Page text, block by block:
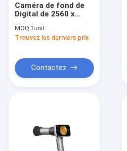
Caméra de fond de
Digital de 2560 x
MOQ:1unit
Trouvez les derniers prix
Contactez